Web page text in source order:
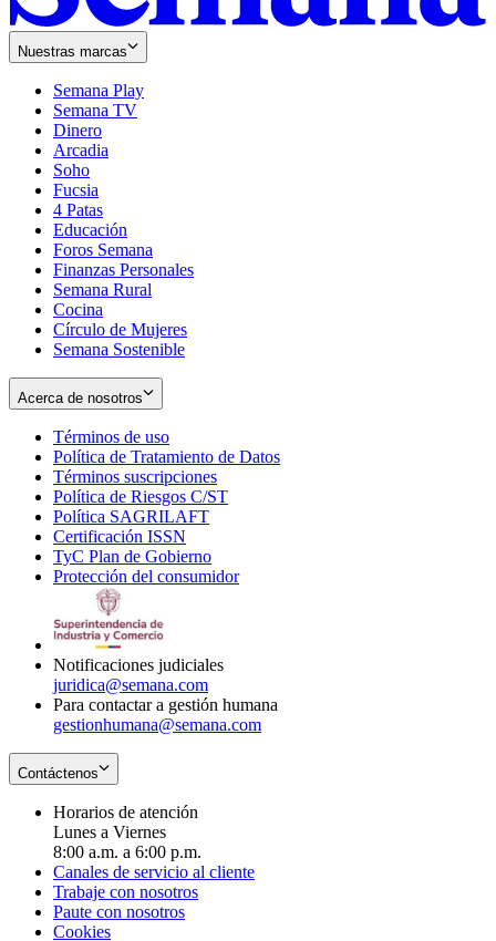
Nuestras marcas
Semana Play
Semana TV
Dinero
Arcadia
Soho
in
new
window
Fucsia
in
new
window
4 Patas
Educación
Foros Semana
Finanzas Personales
Semana Rural
Cocina
Círculo de Mujeres
Semana Sostenible
Acerca de nosotros
Términos de uso
in
new
window
Política de Tratamiento de Datos
Términos suscripciones
in
Política de Riesgos C/ST
Política SAGRILAFT
new
window
Certificación ISSN
in
new
TyC Plan de Gobierno
in
Protección del consumidorOpens
Notificaciones judiciales
juridica@semana.com
Para contactar a gestión humana
gestionhumana@semana.com
Contáctenos
Horarios de atención
Lunes a Viernes
8:00 a.m. a 6:00 p.m.
Canales de servicio al cliente
Trabaje con nosotros
Paute con nosotros
Cookies